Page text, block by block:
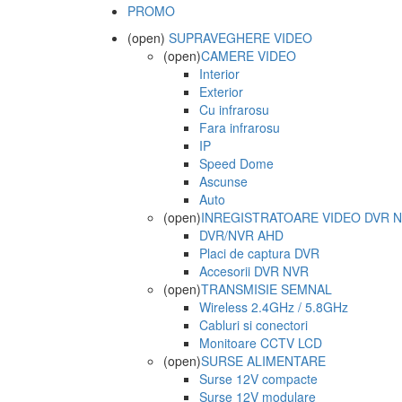
PROMO
(open) SUPRAVEGHERE VIDEO
(open)CAMERE VIDEO
Interior
Exterior
Cu infrarosu
Fara infrarosu
IP
Speed Dome
Ascunse
Auto
(open)INREGISTRATOARE VIDEO DVR
DVR/NVR AHD
Placi de captura DVR
Accesorii DVR NVR
(open)TRANSMISIE SEMNAL
Wireless 2.4GHz / 5.8GHz
Cabluri si conectori
Monitoare CCTV LCD
(open)SURSE ALIMENTARE
Surse 12V compacte
Surse 12V modulare